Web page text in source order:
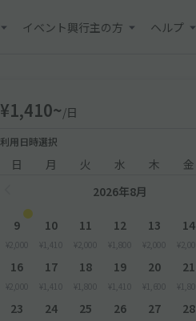
イベント興行主の方 ヘルプ
¥1,410~/日
利用日時選択
日 月 火 水 木 金
2026年8月
9
¥2,000
10
¥1,410
11
¥2,000
12
¥1,800
13
¥2,000
14
¥2,000
16
¥2,000
17
¥1,410
18
¥1,800
19
¥1,410
20
¥1,600
21
¥1,800
23 24 25 26 27 28